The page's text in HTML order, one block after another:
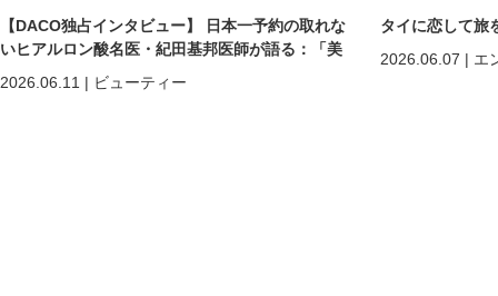
【DACO独占インタビュー】 日本一予約の取れな
いヒアルロン酸名医・紀田基邦医師が語る：「美
しくなる」だけではない。 “自分を好きになる”た
めの美容医療
2026.06.11 | ビューティー
タイに恋して旅
2026.06.07 | エ